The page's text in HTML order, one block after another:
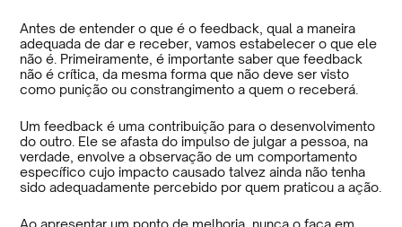
Antes de entender o que é o feedback, qual a maneira
adequada de dar e receber, vamos estabelecer o que ele
não é. Primeiramente, é importante saber que feedback
não é crítica, da mesma forma que não deve ser visto
como punição ou constrangimento a quem o receberá.
Um feedback é uma contribuição para o desenvolvimento
do outro. Ele se afasta do impulso de julgar a pessoa, na
verdade, envolve a observação de um comportamento
específico cujo impacto causado talvez ainda não tenha
sido adequadamente percebido por quem praticou a ação.
Ao apresentar um ponto de melhoria, nunca o faça em